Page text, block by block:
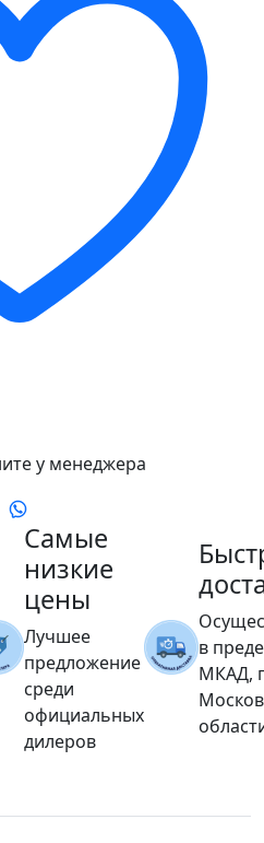
у менеджера
Самые
низкие
цены
Лучшее
предложение
среди
официальных
дилеров
в
МКАД,